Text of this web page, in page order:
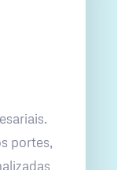
portes,